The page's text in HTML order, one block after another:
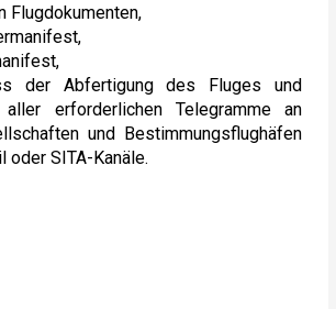
Flugdokumenten,
der Abfertigung des Fluges und
aller erforderlichen Telegramme an
und Bestimmungsflughäfen
oder SITA-Kanäle.